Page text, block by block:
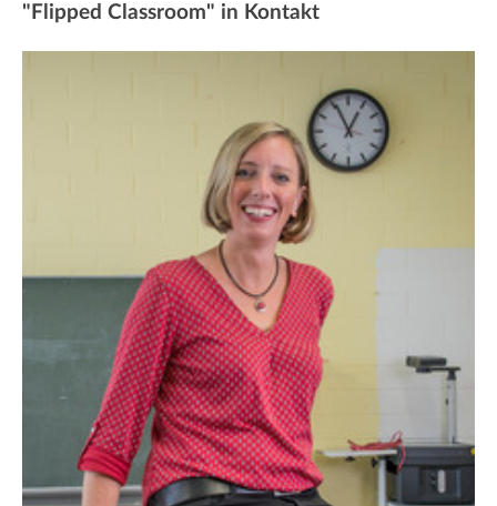
"Flipped Classroom" in Kontakt